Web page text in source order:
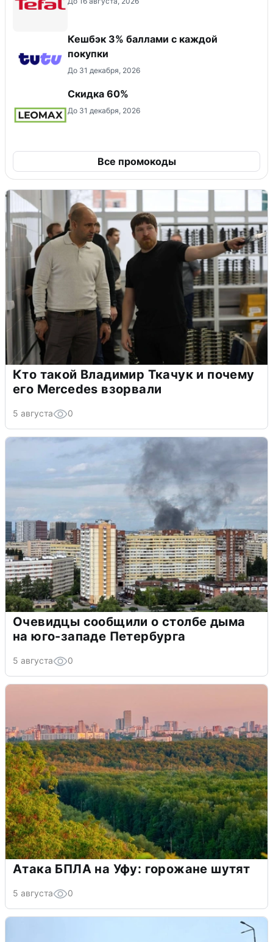
Кешбэк 3% баллами с каждой
покупки
До 31 декабря, 2026
Скидка 60%
До 31 декабря, 2026
Все промокоды
Кто такой Владимир Ткачук и почему
его Mercedes взорвали
5 августа 0
Очевидцы сообщили о столбе дыма
на юго-западе Петербурга
5 августа 0
Атака БПЛА на Уфу: горожане шутят
5 августа 0